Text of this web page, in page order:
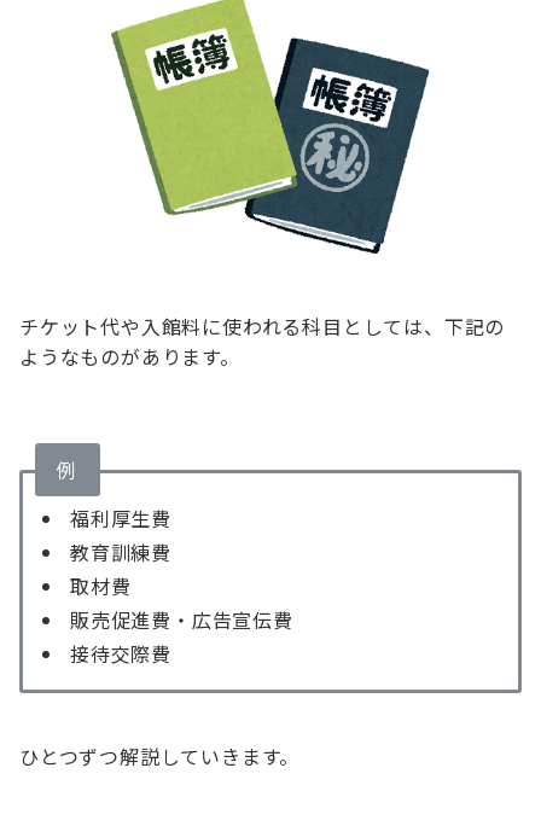
チケット代や入館料に使われる科目としては、下記の
ようなものがあります。
例
福利厚生費
教育訓練費
取材費
販売促進費・広告宣伝費
接待交際費
ひとつずつ解説していきます。